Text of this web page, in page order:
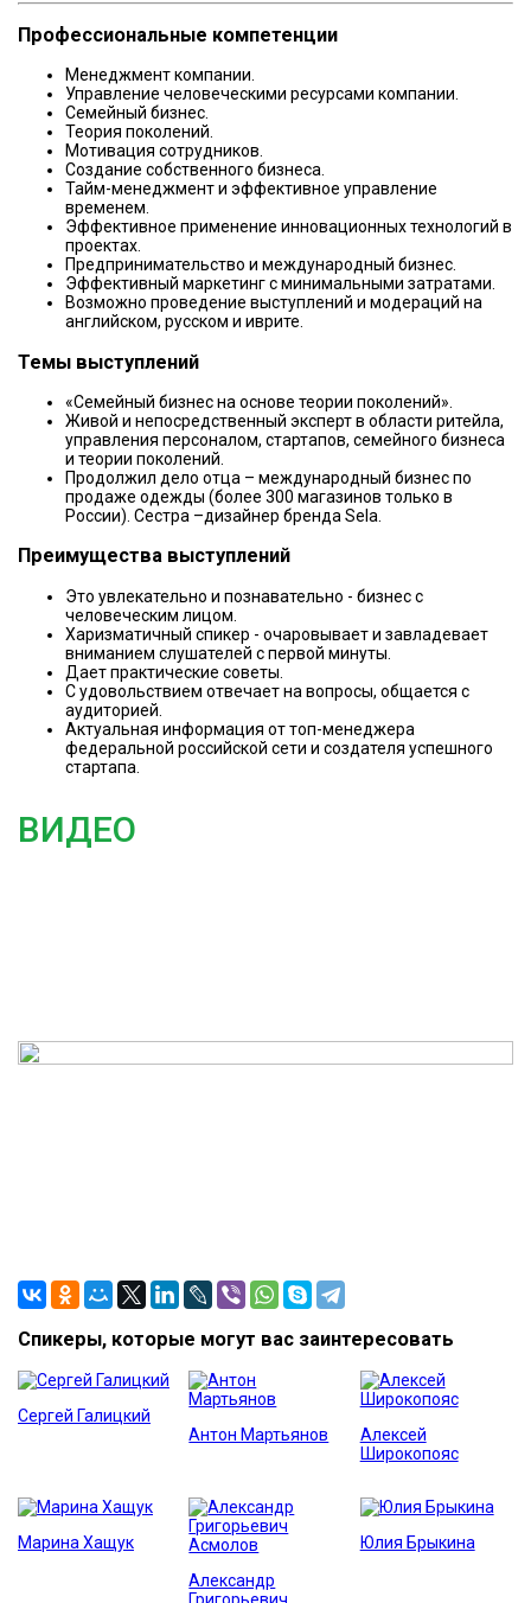
Профессиональные компетенции
Менеджмент компании.
Управление человеческими ресурсами компании.
Семейный бизнес.
Теория поколений.
Мотивация сотрудников.
Создание собственного бизнеса.
Тайм-менеджмент и эффективное управление
временем.
Эффективное применение инновационных технологий в
проектах.
Предпринимательство и международный бизнес.
Эффективный маркетинг с минимальными затратами.
Возможно проведение выступлений и модераций на
английском, русском и иврите.
Темы выступлений
«Семейный бизнес на основе теории поколений».
Живой и непосредственный эксперт в области ритейла,
управления персоналом, стартапов, семейного бизнеса
и теории поколений.
Продолжил дело отца – международный бизнес по
продаже одежды (более 300 магазинов только в
России). Сестра –дизайнер бренда Sela.
Преимущества выступлений
Это увлекательно и познавательно - бизнес с
человеческим лицом.
Харизматичный спикер - очаровывает и завладевает
вниманием слушателей с первой минуты.
Дает практические советы.
С удовольствием отвечает на вопросы, общается с
аудиторией.
Актуальная информация от топ-менеджера
федеральной российской сети и создателя успешного
стартапа.
ВИДЕО
Спикеры, которые могут вас заинтересовать
Сергей Галицкий
Антон Мартьянов
Алексей
Широкопояс
Марина Хащук
Александр
Григорьевич
Юлия Брыкина